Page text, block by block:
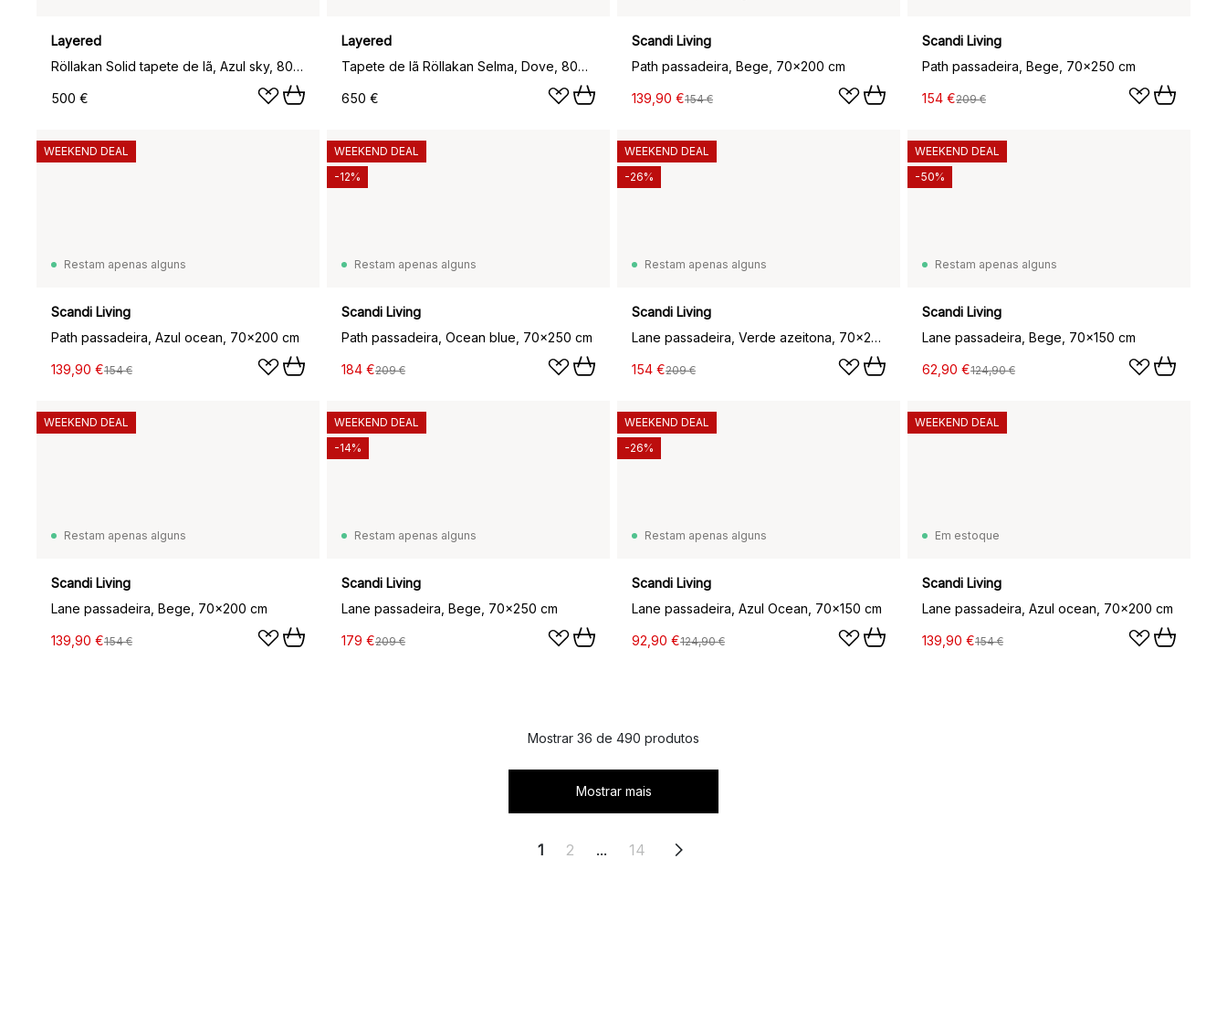
Layered
Röllakan Solid tapete de lã, Azul sky, 80x300 cm
500 €
Layered
Tapete de lã Röllakan Selma, Dove, 80x300 cm
650 €
Scandi Living
Path passadeira, Bege, 70x200 cm
139,90 €154 €
Scandi Living
Path passadeira, Bege, 70x250 cm
154 €209 €
Restam apenas alguns
Scandi Living
Path passadeira, Azul ocean, 70x200 cm
139,90 €154 €
WEEKEND DEAL
Restam apenas alguns
Scandi Living
Path passadeira, Ocean blue, 70x250 cm
184 €209 €
WEEKEND DEAL
-12%
Restam apenas alguns
Scandi Living
Lane passadeira, Verde azeitona, 70x250 cm
154 €209 €
WEEKEND DEAL
-26%
Restam apenas alguns
Scandi Living
Lane passadeira, Bege, 70x150 cm
62,90 €124,90 €
WEEKEND DEAL
-50%
Restam apenas alguns
Scandi Living
Lane passadeira, Bege, 70x200 cm
139,90 €154 €
WEEKEND DEAL
Restam apenas alguns
Scandi Living
Lane passadeira, Bege, 70x250 cm
179 €209 €
WEEKEND DEAL
-14%
Restam apenas alguns
Scandi Living
Lane passadeira, Azul Ocean, 70x150 cm
92,90 €124,90 €
WEEKEND DEAL
-26%
Em estoque
Scandi Living
Lane passadeira, Azul ocean, 70x200 cm
139,90 €154 €
WEEKEND DEAL
Mostrar 36 de 490 produtos
Mostrar mais
1 2 ... 14